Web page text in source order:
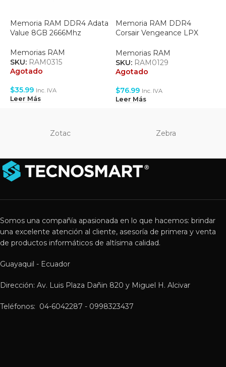
Memoria RAM DDR4 Adata
Value 8GB 2666Mhz
Memorias RAM
SKU: RAM0315
Agotado
$35.99 Inc. IVA
Leer Más
Memoria RAM DDR4
Corsair Vengeance LPX
(CMK8GX4M1A2666C16)
Memorias RAM
SKU: RAM0129
Agotado
$76.99 Inc. IVA
Leer Más
Zotac Zebra
Somos una compañía apasionada en lo que hacemos: brindar
una excelente atención al cliente, asesoría de primera y venta
de productos informáticos de altísima calidad.
Guayaquil - Ecuador
Dirección: Av. Luis Plaza Dañin 820 y Miguel H. Alcivar
Teléfonos: 04-6042287 - 0998323437